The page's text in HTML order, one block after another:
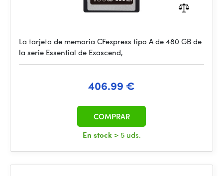
La tarjeta de memoria CFexpress tipo A de 480 GB de
la serie Essential de Exascend,
406.99 €
En stock > 5 uds.
COMPRAR